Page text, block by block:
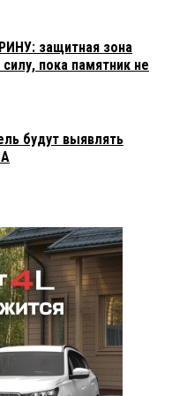
защитная зона
пока памятник не
будут выявлять